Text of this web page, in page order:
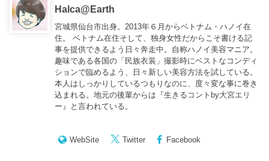
Halca@Earth
宮城県仙台市出身。2013年６月からベトナム・ハノイ在
住。 ベトナム在住そして、独身女性だからこそ書ける記
事を提供できるよう日々奔走中。自称ハノイ美容マニア。
趣味である各国の「民族衣装」撮影時にベストなコンディ
ションで臨めるよう、日々新しい美容方法を試している。
本人はしっかりしているつもりなのに、度々変な事に巻き
込まれる。地元の後輩からは『生きるコントby大宮エリ
ー』と言われている。
WebSite Twitter Facebook